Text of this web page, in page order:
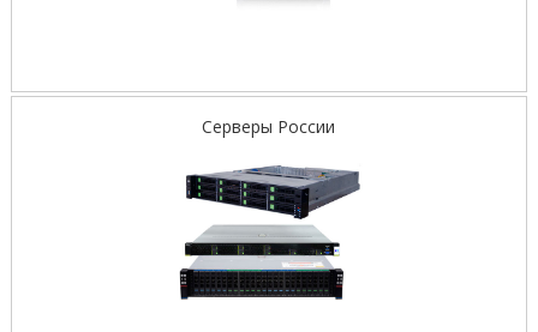
Серверы России